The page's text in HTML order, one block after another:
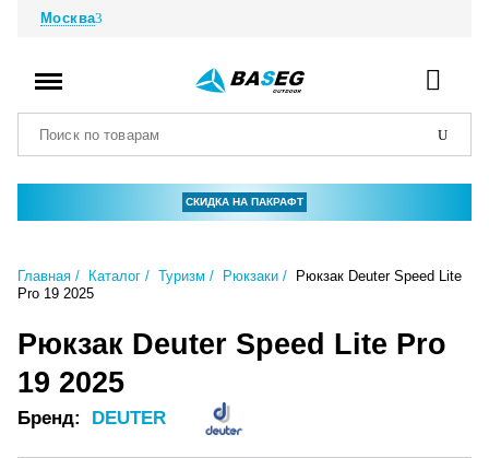
Москва
СКИДКА НА ПАКРАФТ
Главная Каталог Туризм Рюкзаки
Рюкзак Deuter Speed Lite
Pro 19 2025
Рюкзак Deuter Speed Lite Pro
19 2025
Бренд: DEUTER